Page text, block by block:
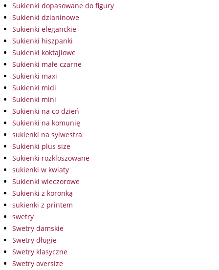
Sukienki dopasowane do figury
Sukienki dzianinowe
Sukienki eleganckie
Sukienki hiszpanki
Sukienki koktajlowe
Sukienki małe czarne
Sukienki maxi
Sukienki midi
Sukienki mini
Sukienki na co dzień
Sukienki na komunię
sukienki na sylwestra
Sukienki plus size
Sukienki rozkloszowane
sukienki w kwiaty
Sukienki wieczorowe
Sukienki z koronką
sukienki z printem
swetry
Swetry damskie
Swetry długie
Swetry klasyczne
Swetry oversize